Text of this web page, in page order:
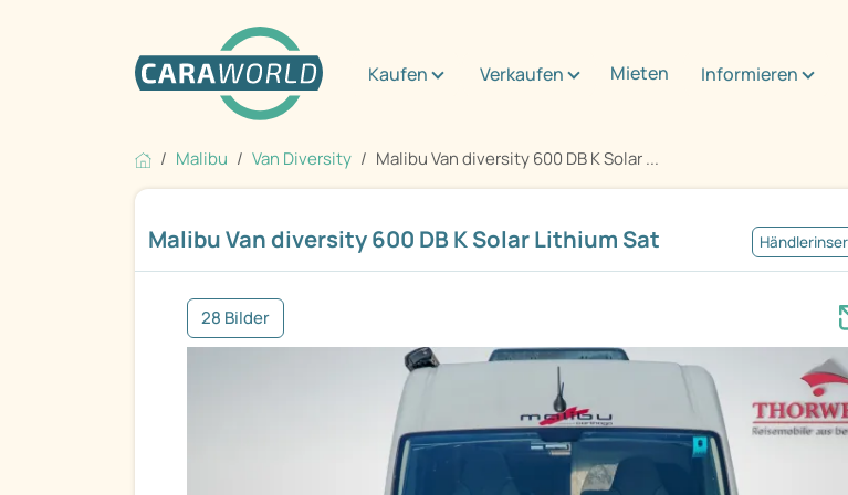
Kaufen Verkaufen Mieten Informieren
Malibu Van Diversity Malibu Van diversity 600 DB K Solar ...
Malibu Van diversity 600 DB K Solar Lithium Sat
28 Bilder